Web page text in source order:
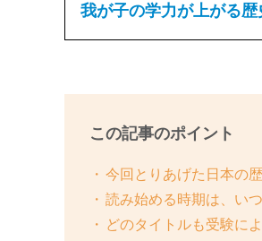
我が子の学力が上がる
この記事のポイント
今回とりあげた日本の
読み始める時期は、い
どのタイトルも受験に